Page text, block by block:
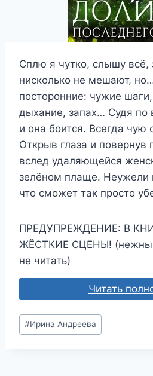
Сплю я чутко, слышу всё,
нисколько не мешают,
посторонние: чужие
дыхание, запах… Судя по
и она боится. Всегда чую
Открыв глаза и повернув
вслед удаляющейся
зелёном плаще. Неужели
что сможет так просто
ПРЕДУПРЕЖДЕНИЕ: В
ЖЁСТКИЕ СЦЕНЫ!
не читать)
Читать
Метки
записи:
#Ирина Андреева